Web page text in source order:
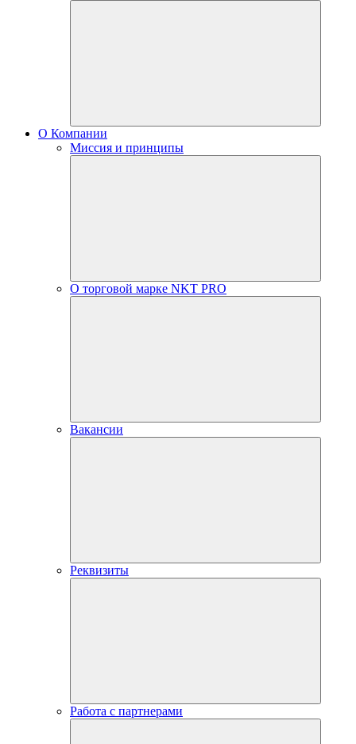
О Компании
Миссия и принципы
О торговой марке NKT PRO
Вакансии
Реквизиты
Работа с партнерами